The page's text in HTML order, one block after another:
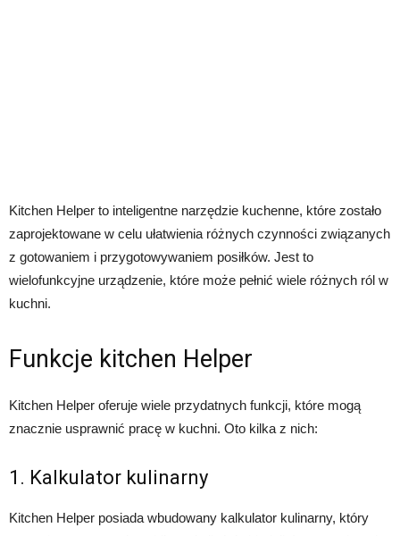
Kitchen Helper to inteligentne narzędzie kuchenne, które zostało
zaprojektowane w celu ułatwienia różnych czynności związanych
z gotowaniem i przygotowywaniem posiłków. Jest to
wielofunkcyjne urządzenie, które może pełnić wiele różnych ról w
kuchni.
Funkcje kitchen Helper
Kitchen Helper oferuje wiele przydatnych funkcji, które mogą
znacznie usprawnić pracę w kuchni. Oto kilka z nich:
1. Kalkulator kulinarny
Kitchen Helper posiada wbudowany kalkulator kulinarny, który